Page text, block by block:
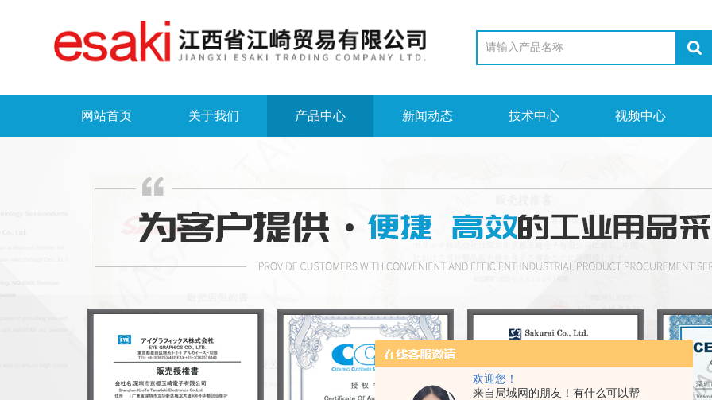
欢迎您！
来自局域网的朋友！有什么可以帮
网站首页 关于我们 产品中心 新闻动态 技术中心 视频中心